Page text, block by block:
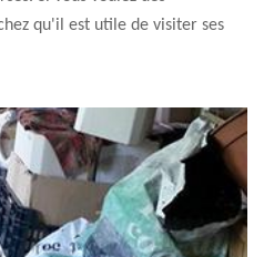
qu'il est utile de visiter ses